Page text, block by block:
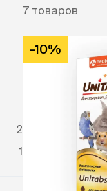
Холистик
защита
Таблетки
Ошейники
Шампуни
Спреи и
2
1
7 товаров
-10%